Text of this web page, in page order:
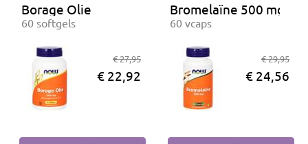
Borage Olie
60 softgels
€ 27,95
€ 22,92
Bromelaïne 500 mg
60 vcaps
€ 29,95
€ 24,56